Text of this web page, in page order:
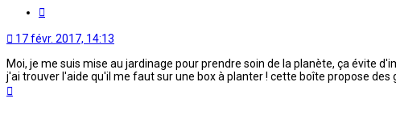
17 févr. 2017, 14:13
Moi, je me suis mise au jardinage pour prendre soin de la planète, ça évite
j'ai trouver l'aide qu'il me faut sur une box à planter ! cette boîte propose des